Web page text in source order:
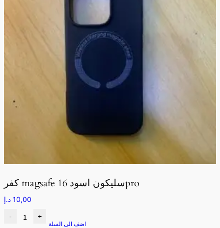
كفر magsafe سليكون اسود 16pro
10,00 د.إ
- +
اضف الى السلة